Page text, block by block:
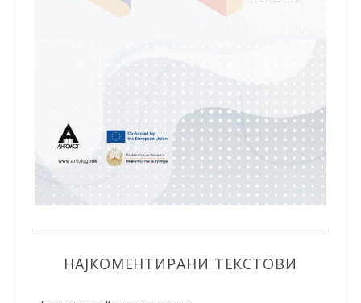
НАЈКОМЕНТИРАНИ ТЕКСТОВИ